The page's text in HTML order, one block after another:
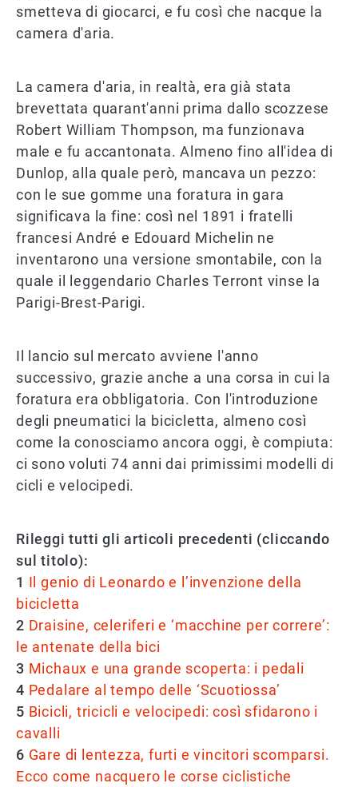
smetteva di giocarci, e fu così che nacque la
camera d'aria.
La camera d'aria, in realtà, era già stata
brevettata quarant'anni prima dallo scozzese
Robert William Thompson, ma funzionava
male e fu accantonata. Almeno fino all'idea di
Dunlop, alla quale però, mancava un pezzo:
con le sue gomme una foratura in gara
significava la fine: così nel 1891 i fratelli
francesi André e Edouard Michelin ne
inventarono una versione smontabile, con la
quale il leggendario Charles Terront vinse la
Parigi-Brest-Parigi.
Il lancio sul mercato avviene l'anno
successivo, grazie anche a una corsa in cui la
foratura era obbligatoria. Con l'introduzione
degli pneumatici la bicicletta, almeno così
come la conosciamo ancora oggi, è compiuta:
ci sono voluti 74 anni dai primissimi modelli di
cicli e velocipedi.
Rileggi tutti gli articoli precedenti (cliccando
sul titolo):
1 Il genio di Leonardo e l’invenzione della
bicicletta
2 Draisine, celeriferi e ‘macchine per correre’:
le antenate della bici
3 Michaux e una grande scoperta: i pedali
4 Pedalare al tempo delle ‘Scuotiossa’
5 Bicicli, tricicli e velocipedi: così sfidarono i
cavalli
6 Gare di lentezza, furti e vincitori scomparsi.
Ecco come nacquero le corse ciclistiche